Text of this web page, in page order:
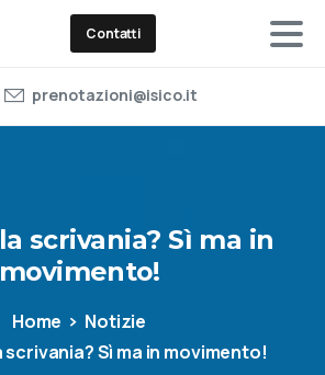
Contatti
prenotazioni@isico.it
scrivania? Sì ma in
movimento!
Home
Notizie
scrivania? Sì ma in movimento!